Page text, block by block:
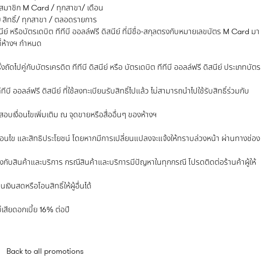
มาชิก M Card / ทุกสาขา/ เดือน
สิทธิ์/ ทุกสาขา / ตลอดรายการ
ย์ หรือบัตรเดบิต ทีทีบี ออลล์ฟรี ดิสนีย์ ที่มีชื่อ-สกุลตรงกับหมายเลขบัตร M Card มา
างฯ กำหนด
ถัดไปคู่กับบัตรเครดิต ทีทีบี ดิสนีย์ หรือ บัตรเดบิต ทีทีบี ออลล์ฟรี ดิสนีย์ ประเภทบัตร
ออลล์ฟรี ดิสนีย์ ที่ใช้ลงทะเบียนรับสิทธิ์ไปแล้ว ไม่สามารถนำไปใช้รับสิทธิ์ร่วมกับ
อบเงื่อนไขเพิ่มเติม ณ จุดขายหรือสื่ออื่นๆ ของห้างฯ
ไข และสิทธิประโยชน์ โดยหากมีการเปลี่ยนแปลงจะแจ้งให้ทราบล่วงหน้า ผ่านทางช่อง
องกับสินค้าและบริการ กรณีสินค้าและบริการมีปัญหาในทุกกรณี โปรดติดต่อร้านค้าผู้ให้
เงินสดหรือโอนสิทธิ์ให้ผู้อื่นได้
เสียดอกเบี้ย 16% ต่อปี
Back to all promotions